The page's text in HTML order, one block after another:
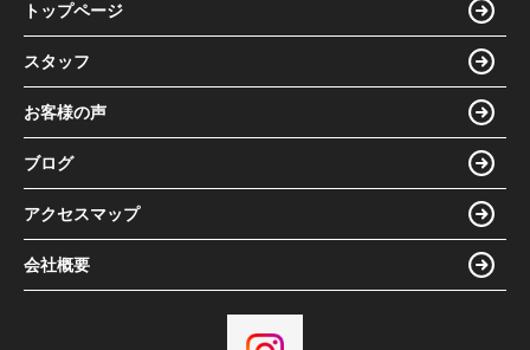
トップページ
スタッフ
お客様の声
ブログ
アクセスマップ
会社概要